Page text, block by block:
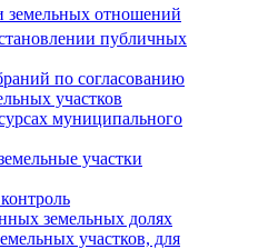
земельных отношений
публичных
по согласованию
участков
муниципального
участки
земельных долях
участков, для